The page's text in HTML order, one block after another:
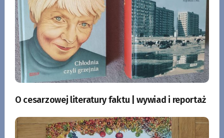
O cesarzowej literatury faktu | wywiad i reportaż